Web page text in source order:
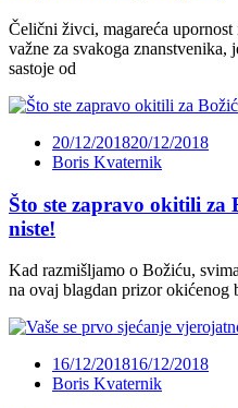
Čelični živci, magareća
važne za svakoga znanstvenika,
sastoje od
20/12/201820/12/2018
Boris Kvaternik
Što ste zapravo okitili za
niste!
Kad razmišljamo o Božiću,
na ovaj blagdan prizor okićenog
16/12/201816/12/2018
Boris Kvaternik